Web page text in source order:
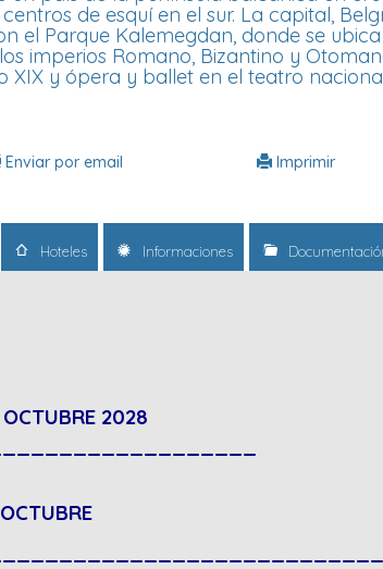
de esquí en el sur. La capital,
el Parque Kalemegdan, donde se
imperios Romano, Bizantino y
XIX y ópera y ballet en el teatro
Imprimir
Enviar por email
Hoteles Informaciones
2028